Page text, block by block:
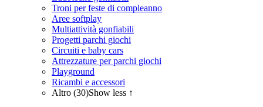
Troni per feste di compleanno
Aree softplay
Multiattività gonfiabili
Progetti parchi giochi
Circuiti e baby cars
Attrezzature per parchi giochi
Playground
Ricambi e accessori
Altro (30)Show less ↑